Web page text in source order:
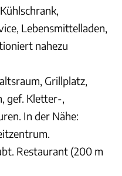
Lebensmittelladen,
nahezu
Grillplatz,
gef. Kletter-,
In der Nähe:
Restaurant (200 m